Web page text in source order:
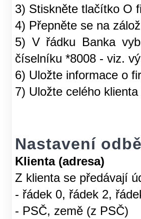
3) Stiskněte tlačítko O
4) Přepněte se na
5) V řádku Banka
číselníku *8008 - viz.
6) Uložte informace o
7) Uložte celého
Nastavení
Klienta (adresa)
Z klienta se předávají
- řádek 0, řádek 2,
- PSČ, země (z PSČ)